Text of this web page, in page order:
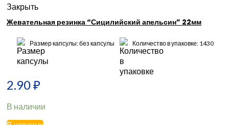
Закрыть
Жевательная резинка “Сицилийский апельсин” 22мм
Размер капсулы: без капсулы Количество в упаковке: 1430
2.90₽
В наличии